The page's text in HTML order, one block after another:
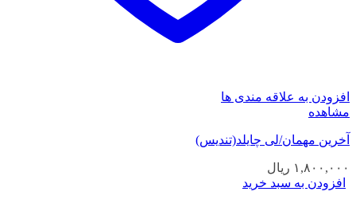
افزودن به علاقه مندی ها
مشاهده
آخرین مهمان/لی چایلد(تندیس)
۱,۸۰۰,۰۰۰ ریال
افزودن به سبد خرید